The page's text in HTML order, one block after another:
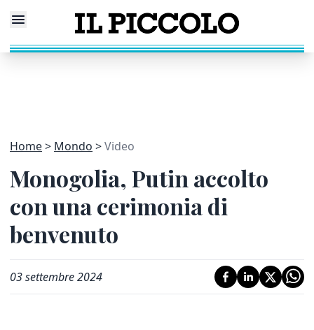
Home Mondo Video
Monogolia, Putin accolto
con una cerimonia di
benvenuto
03 settembre 2024